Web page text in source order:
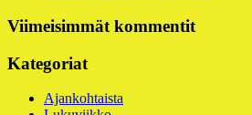
Viimeisimmät kommentit
Kategoriat
Ajankohtaista